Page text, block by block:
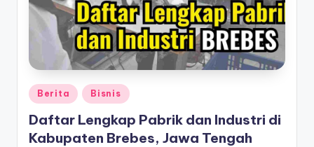
Posted
in
Berita Bisnis
Daftar Lengkap Pabrik dan Industri di
Kabupaten Brebes, Jawa Tengah